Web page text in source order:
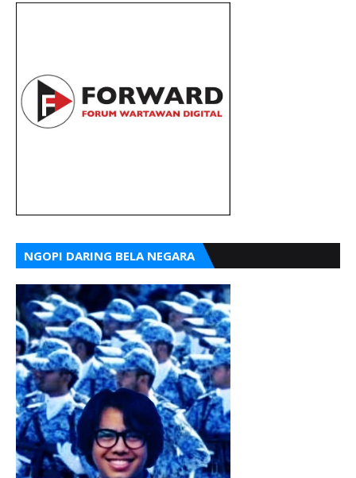
NGOPI DARING BELA NEGARA